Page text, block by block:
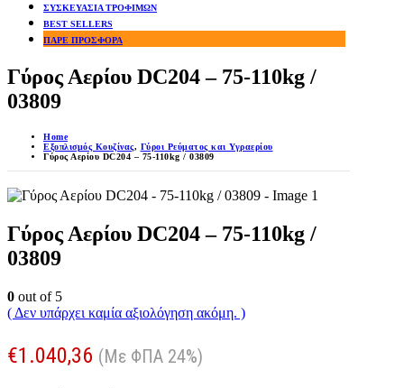
ΣΥΣΚΕΥΑΣΙΑ ΤΡΟΦΙΜΩΝ
BEST SELLERS
ΠΑΡΕ ΠΡΟΣΦΟΡΑ
Γύρος Αερίου DC204 – 75-110kg /
03809
Home
Εξοπλισμός Κουζίνας, Γύροι Ρεύματος και Υγραερίου
Γύρος Αερίου DC204 – 75-110kg / 03809
Γύρος Αερίου DC204 – 75-110kg /
03809
0 out of 5
( Δεν υπάρχει καμία αξιολόγηση ακόμη. )
€1.040,36 (Με ΦΠΑ 24%)